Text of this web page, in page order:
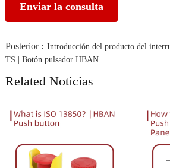
Enviar la consulta
Posterior : Introducción del producto del
TS | Botón pulsador HBAN
Related Noticias